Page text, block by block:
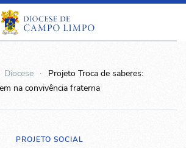
Diocese
Projeto Troca de saberes:
na convivência fraterna
PROJETO SOCIAL